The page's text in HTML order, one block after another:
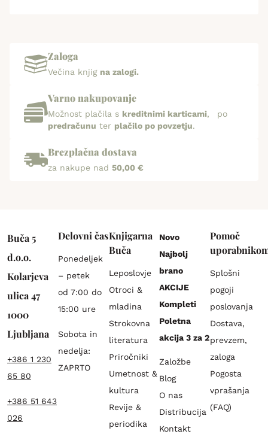
Zaloga
Večina knjig na zalogi.
Varno nakupovanje
Možnost plačila s kreditnimi karticami, po
predračunu ter plačilo po povzetju.
Brezplačna dostava
za nakupe nad 50,00 €
Buča 5
d.o.o.
Kolarjeva
ulica 47
1000
Ljubljana
+386 1 230
65 80
+386 51 643
026
Delovni čas
Ponedeljek
– petek
od 7:00 do
15:00 ure
Sobota in
nedelja:
ZAPRTO
Knjigarna
Buča
Leposlovje
Otroci &
mladina
Strokovna
literatura
Priročniki
Umetnost &
kultura
Revije &
periodika
Novo
Najbolj
brano
AKCIJE
Kompleti
Poletna
akcija 3 za 2
Založbe
Blog
O nas
Distribucija
Kontakt
Pomoč
Splošni
pogoji
poslovanja
Dostava,
prevzem,
zaloga
Pogosta
vprašanja
(FAQ)